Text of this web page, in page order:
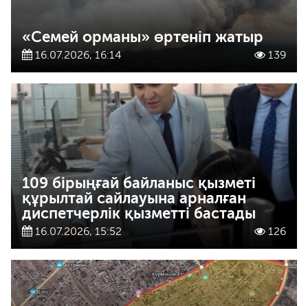
«Семей орманы» өртеніп жатыр
16.07.2026, 16:14 139
109 бірыңғай байланыс қызметі
құрылтай сайлауына арналған
диспетчерлік қызметті бастады
16.07.2026, 15:52 126